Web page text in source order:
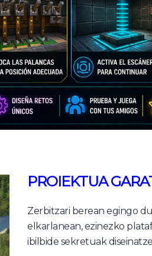
PROIEKTUA
Zerbitzari berean egingo
elkarlanean, ezinezko
ibilbide sekretuak